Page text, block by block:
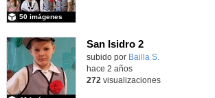
50 imágenes
San Isidro 2
subido por Bailla S.
hace 2 años
272 visualizaciones